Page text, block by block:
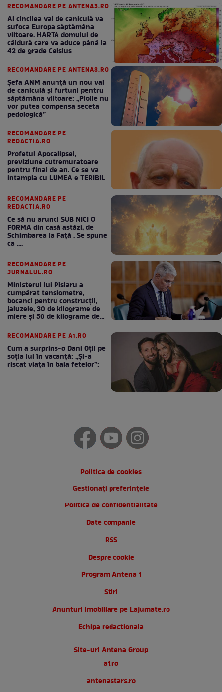
RECOMANDARE PE ANTENA3.RO
Al cincilea val de caniculă va
sufoca Europa săptămâna
viitoare. HARTA domului de
căldură care va aduce până la
42 de grade Celsius
RECOMANDARE PE ANTENA3.RO
Șefa ANM anunță un nou val
de caniculă și furtuni pentru
săptămâna viitoare: „Ploile nu
vor putea compensa seceta
pedologică”
RECOMANDARE PE
REDACTIA.RO
Profetul Apocalipsei,
previziune cutremuratoare
pentru final de an. Ce se va
intampla cu LUMEA e TERIBIL
RECOMANDARE PE
REDACTIA.RO
Ce să nu arunci SUB NICI O
FORMA din casă astăzi, de
Schimbarea la Față . Se spune
ca ....
RECOMANDARE PE
JURNALUL.RO
Ministerul lui Pîslaru a
cumpărat tensiometre,
bocanci pentru construcții,
jaluzele, 30 de kilograme de
miere și 50 de kilograme de
RECOMANDARE PE A1.RO
Cum a surprins-o Dani Oțil pe
soția lui în vacanță: „Și-a
riscat viața în baia fetelor”:
Politica de cookies
Gestionați preferințele
Politica de confidentialitate
Date companie
RSS
Despre cookie
Program Antena 1
Stiri
Anunturi imobiliare pe Lajumate.ro
Echipa redactionala
Site-uri Antena Group
a1.ro
antenastars.ro